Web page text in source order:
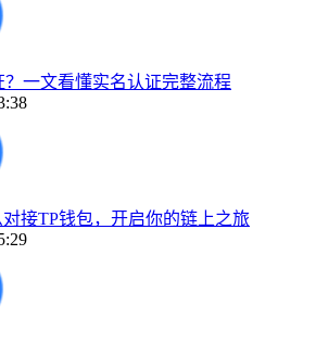
一文看懂实名认证完整流程
接TP钱包，开启你的链上之旅